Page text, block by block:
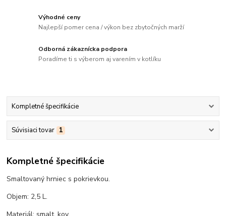
Výhodné ceny
Najlepší pomer cena / výkon bez zbytočných marží
Odborná zákaznícka podpora
Poradíme ti s výberom aj varením v kotlíku
Kompletné špecifikácie
Súvisiaci tovar 1
Kompletné špecifikácie
Smaltovaný hrniec s pokrievkou.
Objem: 2,5 L.